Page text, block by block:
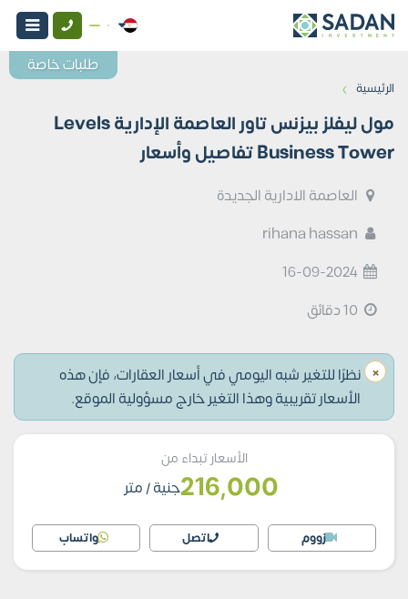
الرئيسية ›
مول ليفلز بيزنس تاور العاصمة الإدارية Levels
Business Tower تفاصيل وأسعار
العاصمة الادارية الجديدة
16-09-2024
× نظرًا للتغير شبه اليومي في أسعار العقارات، فإن هذه
الأسعار تقريبية وهذا التغير خارج مسؤولية الموقع.
الأسعار تبداء من
216,000جنية/ متر
زووم اتصل واتساب
طلبات خاصة